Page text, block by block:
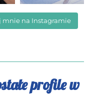
mnie na Instagramie
profile w